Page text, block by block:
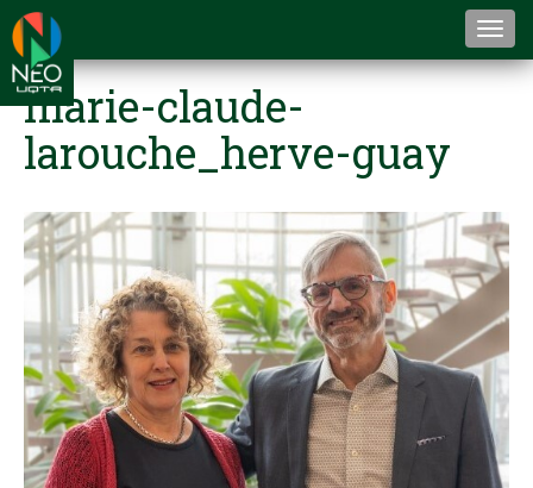
marie-claude-
larouche_herve-guay